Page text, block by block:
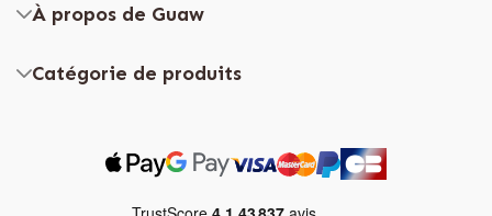
À propos de Guaw
Catégorie de produits